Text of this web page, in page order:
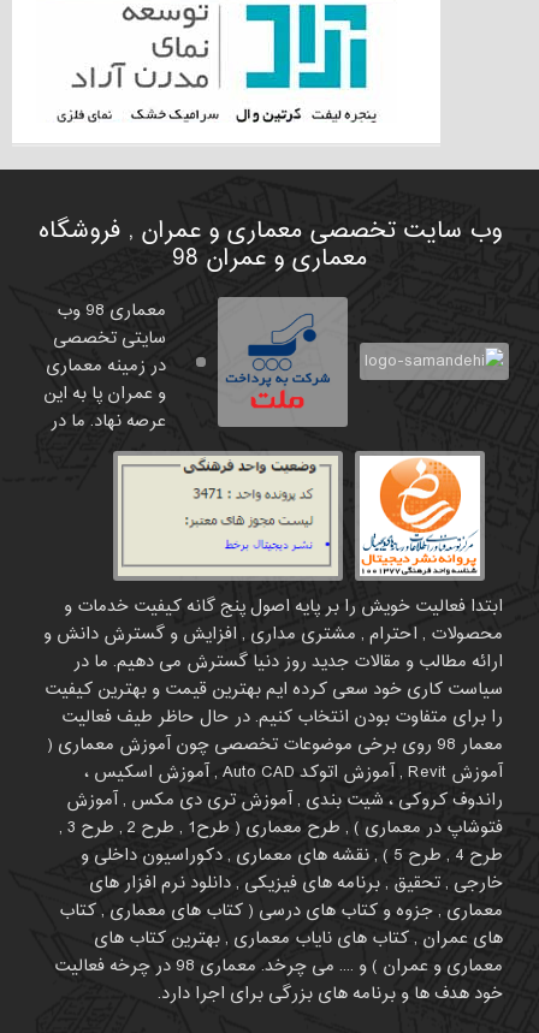
وب سایت تخصصی معماری و عمران , فروشگاه
معماری و عمران 98
معماری 98 وب
سایتی تخصصی
در زمینه معماری
و عمران پا به این
عرصه نهاد. ما در
ابتدا فعالیت خویش را بر پایه اصول پنج گانه کیفیت خدمات و
محصولات , احترام , مشتری مداری , افزایش و گسترش دانش و
ارائه مطالب و مقالات جدید روز دنیا گسترش می دهیم. ما در
سیاست کاری خود سعی کرده ایم بهترین قیمت و بهترین کیفیت
را برای متفاوت بودن انتخاب کنیم. در حال حاظر طیف فعالیت
معمار 98 روی برخی موضوعات تخصصی چون آموزش معماری (
آموزش Revit , آموزش اتوکد Auto CAD , آموزش اسکیس ،
راندوف کروکی ، شیت بندی , آموزش تری دی مکس , آموزش
فتوشاپ در معماری ) , طرح معماری ( طرح1 , طرح 2 , طرح 3 ,
طرح 4 , طرح 5 ) , نقشه های معماری , دکوراسیون داخلی و
خارجی , تحقیق , برنامه های فیزیکی , دانلود نرم افزار های
معماری , جزوه و کتاب های درسی ( کتاب های معماری , کتاب
های عمران , کتاب های نایاب معماری , بهترین کتاب های
معماری و عمران ) و .... می چرخد. معماری 98 در چرخه فعالیت
خود هدف ها و برنامه های بزرگی برای اجرا دارد.